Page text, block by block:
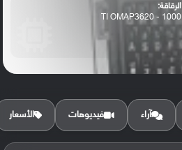
الرقاقة:
TI OMAP3620 - 1000
الرام / التخزين:
آراء فيديوهات الأسعار